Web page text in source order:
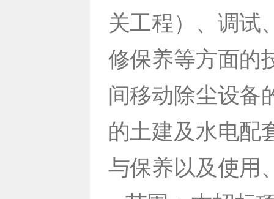
关工程）、调试
修保养等方面的
间移动除尘设备
的土建及水电配
与保养以及使用